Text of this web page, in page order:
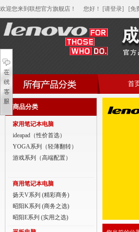
欢迎您来到联想官方旗舰店！ 您好 ！ [请登录] [免
家用笔记本电脑
商用笔记本电脑
平板电脑
商用分体台式机
家用一体台式机
首
商品分类
家用笔记本电脑
ideapad（性价首选）
YOGA系列（轻薄翻转）
游戏系列（高端配置）
商用笔记本电脑
扬天V系列 (精彩商务)
昭阳K系列 (商务之选)
昭阳E系列 (实用之选)